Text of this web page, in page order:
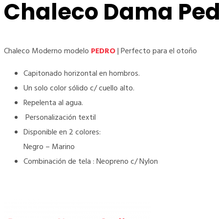
Chaleco Dama
Chaleco Moderno modelo PEDRO| Perfecto para el otoño
Capitonado horizontal en hombros.
Un solo color sólido c/ cuello alto.
Repelenta al agua.
Personalización textil
Disponible en 2 colores:
Negro – Marino
Combinación de tela : Neopreno c/ Nylon